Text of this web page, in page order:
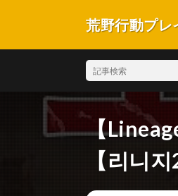
荒野行動プレ
【
【리니